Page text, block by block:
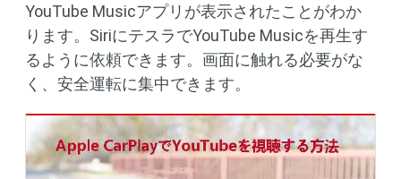
YouTube Musicアプリが表示されたことがわか
ります。SiriにテスラでYouTube Musicを再生す
るように依頼できます。画面に触れる必要がな
く、安全運転に集中できます。